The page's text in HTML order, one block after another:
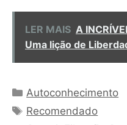
LER MAIS A
Uma lição de
Categorias
Autoconhecimento
Tags
Recomendado